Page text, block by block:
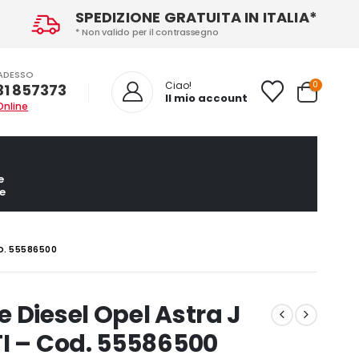
SPEDIZIONE GRATUITA IN ITALIA*
* Non valido per il contrassegno
857373 Ciao!
Il mio account
0
55586500
Diesel Opel Astra J
– Cod. 55586500